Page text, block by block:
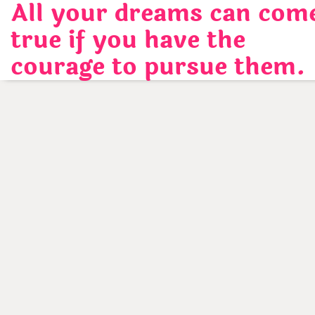
Skip
content
All your dreams can
true if you have the
courage to pursue them.